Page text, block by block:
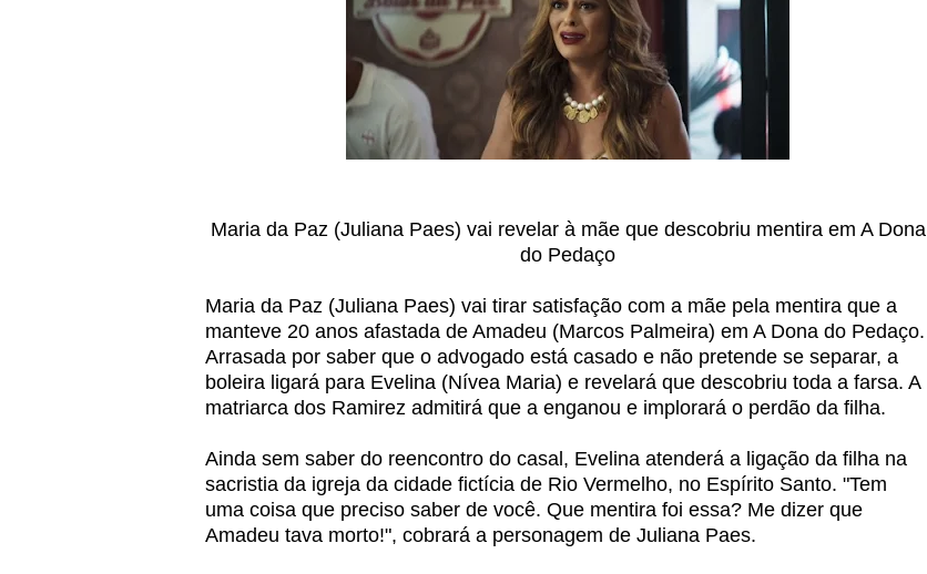
Maria da Paz (Juliana Paes) vai revelar à mãe que descobriu mentira em A Dona
do Pedaço
Maria da Paz (Juliana Paes) vai tirar satisfação com a mãe pela mentira que a
manteve 20 anos afastada de Amadeu (Marcos Palmeira) em A Dona do Pedaço.
Arrasada por saber que o advogado está casado e não pretende se separar, a
boleira ligará para Evelina (Nívea Maria) e revelará que descobriu toda a farsa. A
matriarca dos Ramirez admitirá que a enganou e implorará o perdão da filha.
Ainda sem saber do reencontro do casal, Evelina atenderá a ligação da filha na
sacristia da igreja da cidade fictícia de Rio Vermelho, no Espírito Santo. "Tem
uma coisa que preciso saber de você. Que mentira foi essa? Me dizer que
Amadeu tava morto!", cobrará a personagem de Juliana Paes.